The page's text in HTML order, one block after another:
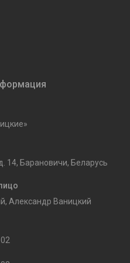
14, Барановичи, Беларусь
Александр Ваницкий